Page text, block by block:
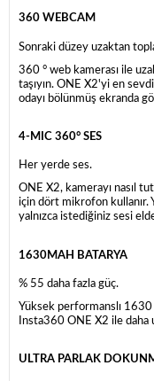
360 WEBCAM
Sonraki düzey uzaktan
360 ° web kamerası ile
taşıyın. ONE X2'yi en
odayı bölünmüş ekranda
4-MIC 360° SES
Her yerde ses.
ONE X2, kamerayı nasıl
için dört mikrofon kullanır.
yalnızca istediğiniz sesi
1630MAH BATARYA
% 55 daha fazla güç.
Yüksek performanslı
Insta360 ONE X2 ile daha
ULTRA PARLAK